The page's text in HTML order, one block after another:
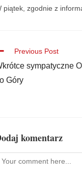
piątek, zgodnie z
Previous Post
sympatyczne
Góry
komentarz